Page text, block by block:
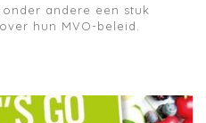
andere een stuk
hun MVO-beleid.